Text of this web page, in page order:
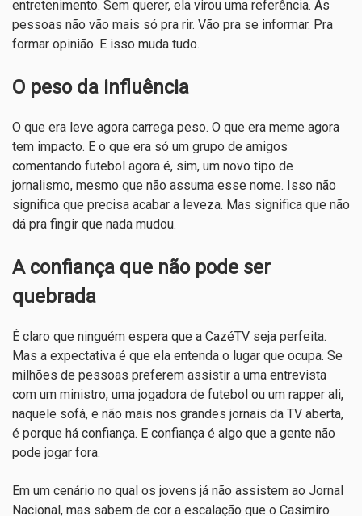
entretenimento. Sem querer, ela virou uma referência. As
pessoas não vão mais só pra rir. Vão pra se informar. Pra
formar opinião. E isso muda tudo.
O peso da influência
O que era leve agora carrega peso. O que era meme agora
tem impacto. E o que era só um grupo de amigos
comentando futebol agora é, sim, um novo tipo de
jornalismo, mesmo que não assuma esse nome. Isso não
significa que precisa acabar a leveza. Mas significa que não
dá pra fingir que nada mudou.
A confiança que não pode ser
quebrada
É claro que ninguém espera que a CazéTV seja perfeita.
Mas a expectativa é que ela entenda o lugar que ocupa. Se
milhões de pessoas preferem assistir a uma entrevista
com um ministro, uma jogadora de futebol ou um rapper ali,
naquele sofá, e não mais nos grandes jornais da TV aberta,
é porque há confiança. E confiança é algo que a gente não
pode jogar fora.
Em um cenário no qual os jovens já não assistem ao Jornal
Nacional, mas sabem de cor a escalação que o Casimiro